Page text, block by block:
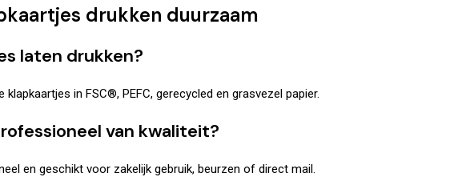
drukken duurzaam
laten drukken?
klapkaartjes in FSC®, PEFC, gerecycled en grasvezel papier.
van kwaliteit?
en geschikt voor zakelijk gebruik, beurzen of direct mail.